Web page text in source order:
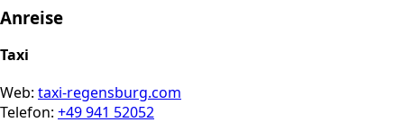
Anreise
Taxi
Web: taxi-regensburg.com
Telefon: +49 941 52052